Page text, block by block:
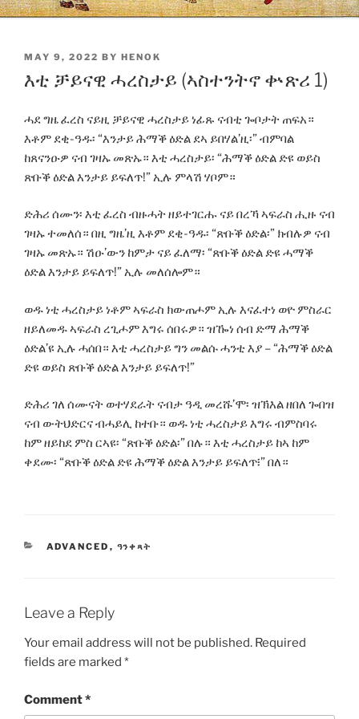
POSTED
MAY 9, 2022 BY HENOK
እቲ ቻይናዊ ሓረስታይ (ኣስተንትኖ ቍጽሪ 1)
ሓደ ግዜ ፈረስ ናይዚ ቻይናዊ ሓረስታይ ነፊጹ ናብቲ ጐቦታት ጠፍአ።
እቶም ደቂ-ዓዱ፡ “እንታይ ሕማቕ ዕድል ደኣ ይበሃል’ዚ፡” ብምባል
ከጸናንዑዎ ናብ ገዛኡ መጽኡ። እቲ ሓረስታይ፡ “ሕማቕ ዕድል ድዩ ወይስ
ጽቡቕ ዕድል እንታይ ይፍለጥ!” ኢሉ ምላሽ ሃቦም።
ድሕሪ ሰሙን፡ እቲ ፈረስ ብዙሓት ዘይተገርሑ ናይ በረኻ ኣፍራስ ሒዙ ናብ
ገዛኡ ተመለሰ። በዚ ግዜ’ዚ እቶም ደቂ-ዓዱ፡ “ጽቡቕ ዕድል፡” ክብሉዎ ናብ
ገዛኡ መጽኡ። ሽዑ’ውን ከምታ ናይ ፈለማ፡ “ጽቡቕ ዕድል ድዩ ሓማቕ
ዕድል እንታይ ይፍለጥ!” ኢሉ መለሰሎም።
ወዱ ነቲ ሓረስታይ ነቶም ኣፍራስ ክውጠሖም ኢሉ እናፈተነ ወዮ ምስራር
ዘይለመዱ ኣፍራስ ረጊሖም እግሩ ሰበሩዎ። ዝዀነ ሰብ ድማ ሕማቕ
ዕድል’ዩ ኢሉ ሓሰበ። እቲ ሓረስታይ ግን መልሱ ሓንቲ እያ – “ሕማቕ ዕድል
ድዩ ወይስ ጽቡቕ ዕድል እንታይ ይፍለጥ!”
ድሕሪ ገለ ሰሙናት ወተሃደራት ናብታ ዓዲ መረሹ’ሞ፡ ዝኽእል ዘበለ ጐበዝ
ናብ ውትህድርና ብሓይሊ ከተቡ። ወዱ ነቲ ሓረስታይ እግሩ ብምስባሩ
ከም ዘይከደ ምስ ርኣዩ፡ “ጽቡቕ ዕድል፡” በሉ። እቲ ሓረስታይ ከኣ ከም
ቀደሙ፡ “ጽቡቕ ዕድል ድዩ ሕማቕ ዕድል እንታይ ይፍለጥ፧” በለ።
CATEGORIES
ADVANCED , ዓንቀጻት
Leave a Reply
Your email address will not be published. Required
fields are marked *
Comment*